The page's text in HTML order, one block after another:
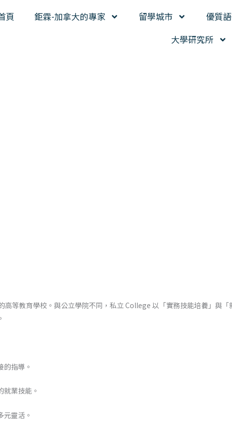
頁 鉅霖-加拿大的專家 留學城市 優質
大學研究所
等教育學校。與公立學院不同，私立 College 以「實務技能培養」與
指導。
就業技能。
元靈活。